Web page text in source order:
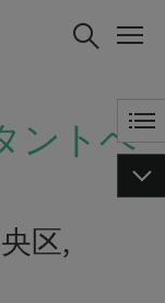
MOST
ントベ
区,